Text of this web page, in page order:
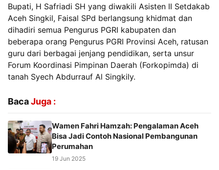
Bupati, H Safriadi SH yang diwakili Asisten II Setdakab
Aceh Singkil, Faisal SPd berlangsung khidmat dan
dihadiri semua Pengurus PGRI kabupaten dan
beberapa orang Pengurus PGRI Provinsi Aceh, ratusan
guru dari berbagai jenjang pendidikan, serta unsur
Forum Koordinasi Pimpinan Daerah (Forkopimda) di
tanah Syech Abdurrauf Al Singkily.
BacaJuga :
Wamen Fahri Hamzah: Pengalaman Aceh
Bisa Jadi Contoh Nasional Pembangunan
Perumahan
19 Jun 2025